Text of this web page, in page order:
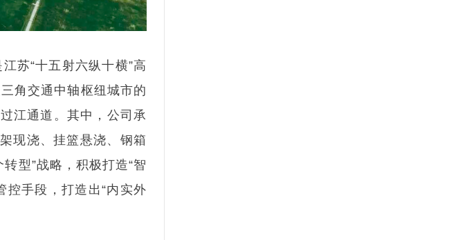
苏“十五射六纵十横”高
角交通中轴枢纽城市的
江通道。其中，公司承
现浇、挂篮悬浇、钢箱
型”战略，积极打造“智
控手段，打造出“内实外